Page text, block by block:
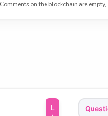
Comments on the blockchain are